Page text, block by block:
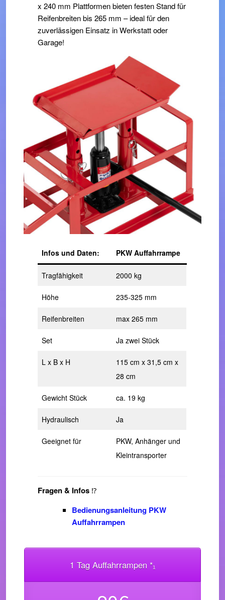
x 240 mm Plattformen bieten festen Stand für
Reifenbreiten bis 265 mm – ideal für den
zuverlässigen Einsatz in Werkstatt oder
Garage!
Infos und Daten: PKW Auffahrrampe
Tragfähigkeit 2000 kg
Höhe 235-325 mm
Reifenbreiten max 265 mm
Set Ja zwei Stück
L x B x H
115 cm x 31,5 cm x
28 cm
Gewicht Stück ca. 19 kg
Hydraulisch Ja
Geeignet für
PKW, Anhänger und
Kleintransporter
Fragen & Infos ⁉️
Bedienungsanleitung PKW
Auffahrrampen
1 Tag Auffahrrampen *₁